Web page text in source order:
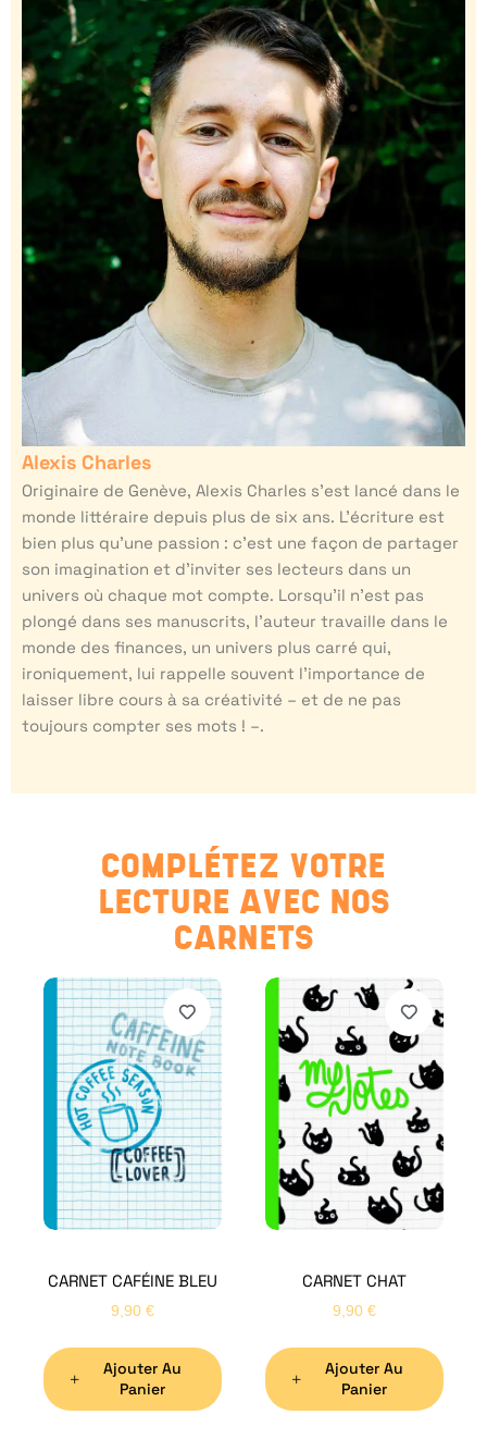
Alexis Charles
Originaire de Genève, Alexis Charles s’est lancé dans le
monde littéraire depuis plus de six ans. L’écriture est
bien plus qu’une passion : c’est une façon de partager
son imagination et d’inviter ses lecteurs dans un
univers où chaque mot compte. Lorsqu’il n’est pas
plongé dans ses manuscrits, l’auteur travaille dans le
monde des finances, un univers plus carré qui,
ironiquement, lui rappelle souvent l’importance de
laisser libre cours à sa créativité – et de ne pas
toujours compter ses mots ! –.
COMPLÉTEZ VOTRE
LECTURE AVEC NOS
CARNETS
CARNET CAFÉINE BLEU
9,90 €
Ajouter Au
Panier
CARNET CHAT
9,90 €
Ajouter Au
Panier